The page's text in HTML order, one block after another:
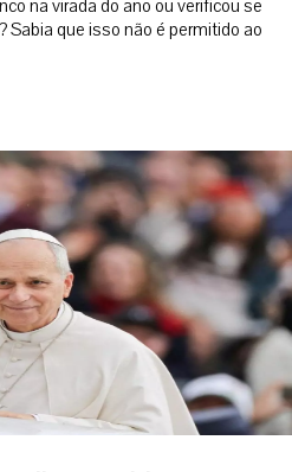
na virada do ano ou verificou se
Sabia que isso não é permitido ao